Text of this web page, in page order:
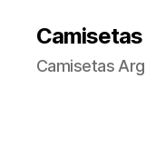
Camisetas